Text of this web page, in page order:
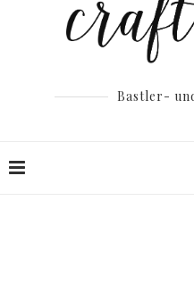
Bastler-